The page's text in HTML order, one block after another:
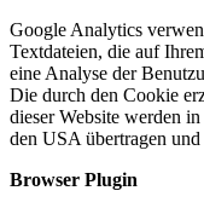
Google Analytics
Textdateien, die auf
eine Analyse der
Die durch den Cookie
dieser Website werden
den USA übertragen
Browser Plugin